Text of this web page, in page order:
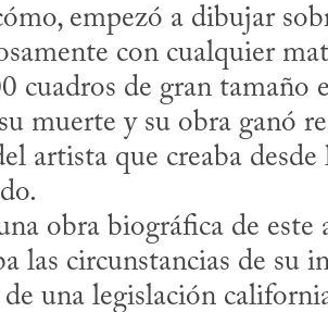
empezó a dibujar
con cualquier
cuadros de gran tamaño
muerte y su obra ganó
artista que creaba
las circunstancias de su
una legislación